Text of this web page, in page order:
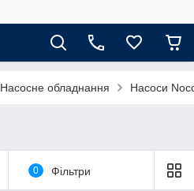
Насосне обладнання Насоси
0 Фільтри